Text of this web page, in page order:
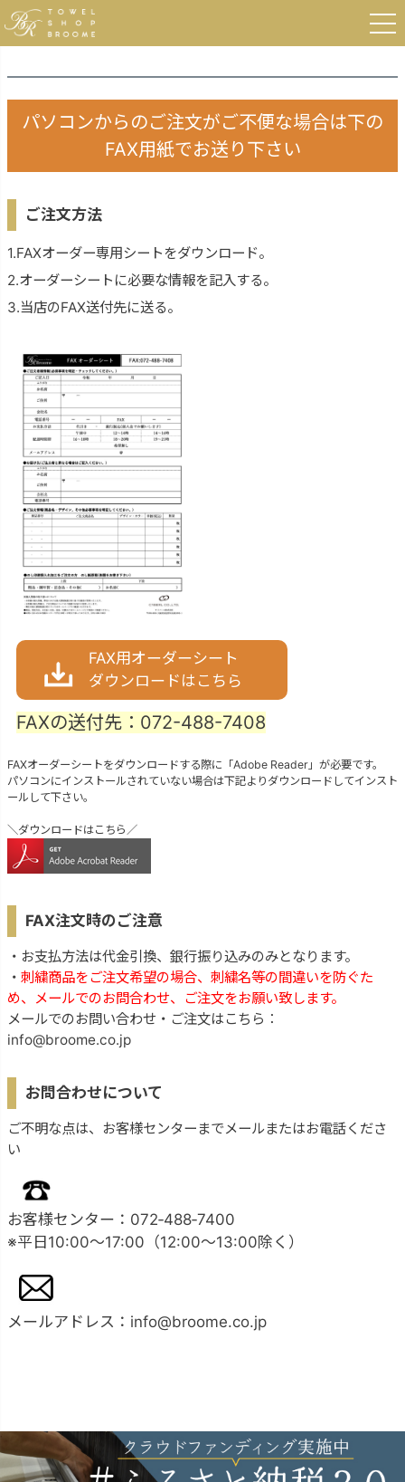
パソコンからのご注文がご不便な場合は下の
FAX用紙でお送り下さい
ご注文方法
1.FAXオーダー専用シートをダウンロード。
2.オーダーシートに必要な情報を記入する。
3.当店のFAX送付先に送る。
FAX用オーダーシート
ダウンロードはこちら
FAXの送付先：072-488-7408
FAXオーダーシートをダウンロードする際に「Adobe Reader」が必要です。
パソコンにインストールされていない場合は下記よりダウンロードしてインスト
ールして下さい。
＼ダウンロードはこちら／
FAX注文時のご注意
・お支払方法は代金引換、銀行振り込みのみとなります。
・ 刺繍商品をご注文希望の場合、刺繍名等の間違いを防ぐた
め、メールでのお問合わせ、ご注文をお願い致します。
メールでのお問い合わせ・ご注文はこちら：
info@broome.co.jp
お問合わせについて
ご不明な点は、お客様センターまでメールまたはお電話くださ
い
お客様センター：072‐488‐7400
※平日10:00～17:00（12:00～13:00除く）
メールアドレス：info@broome.co.jp